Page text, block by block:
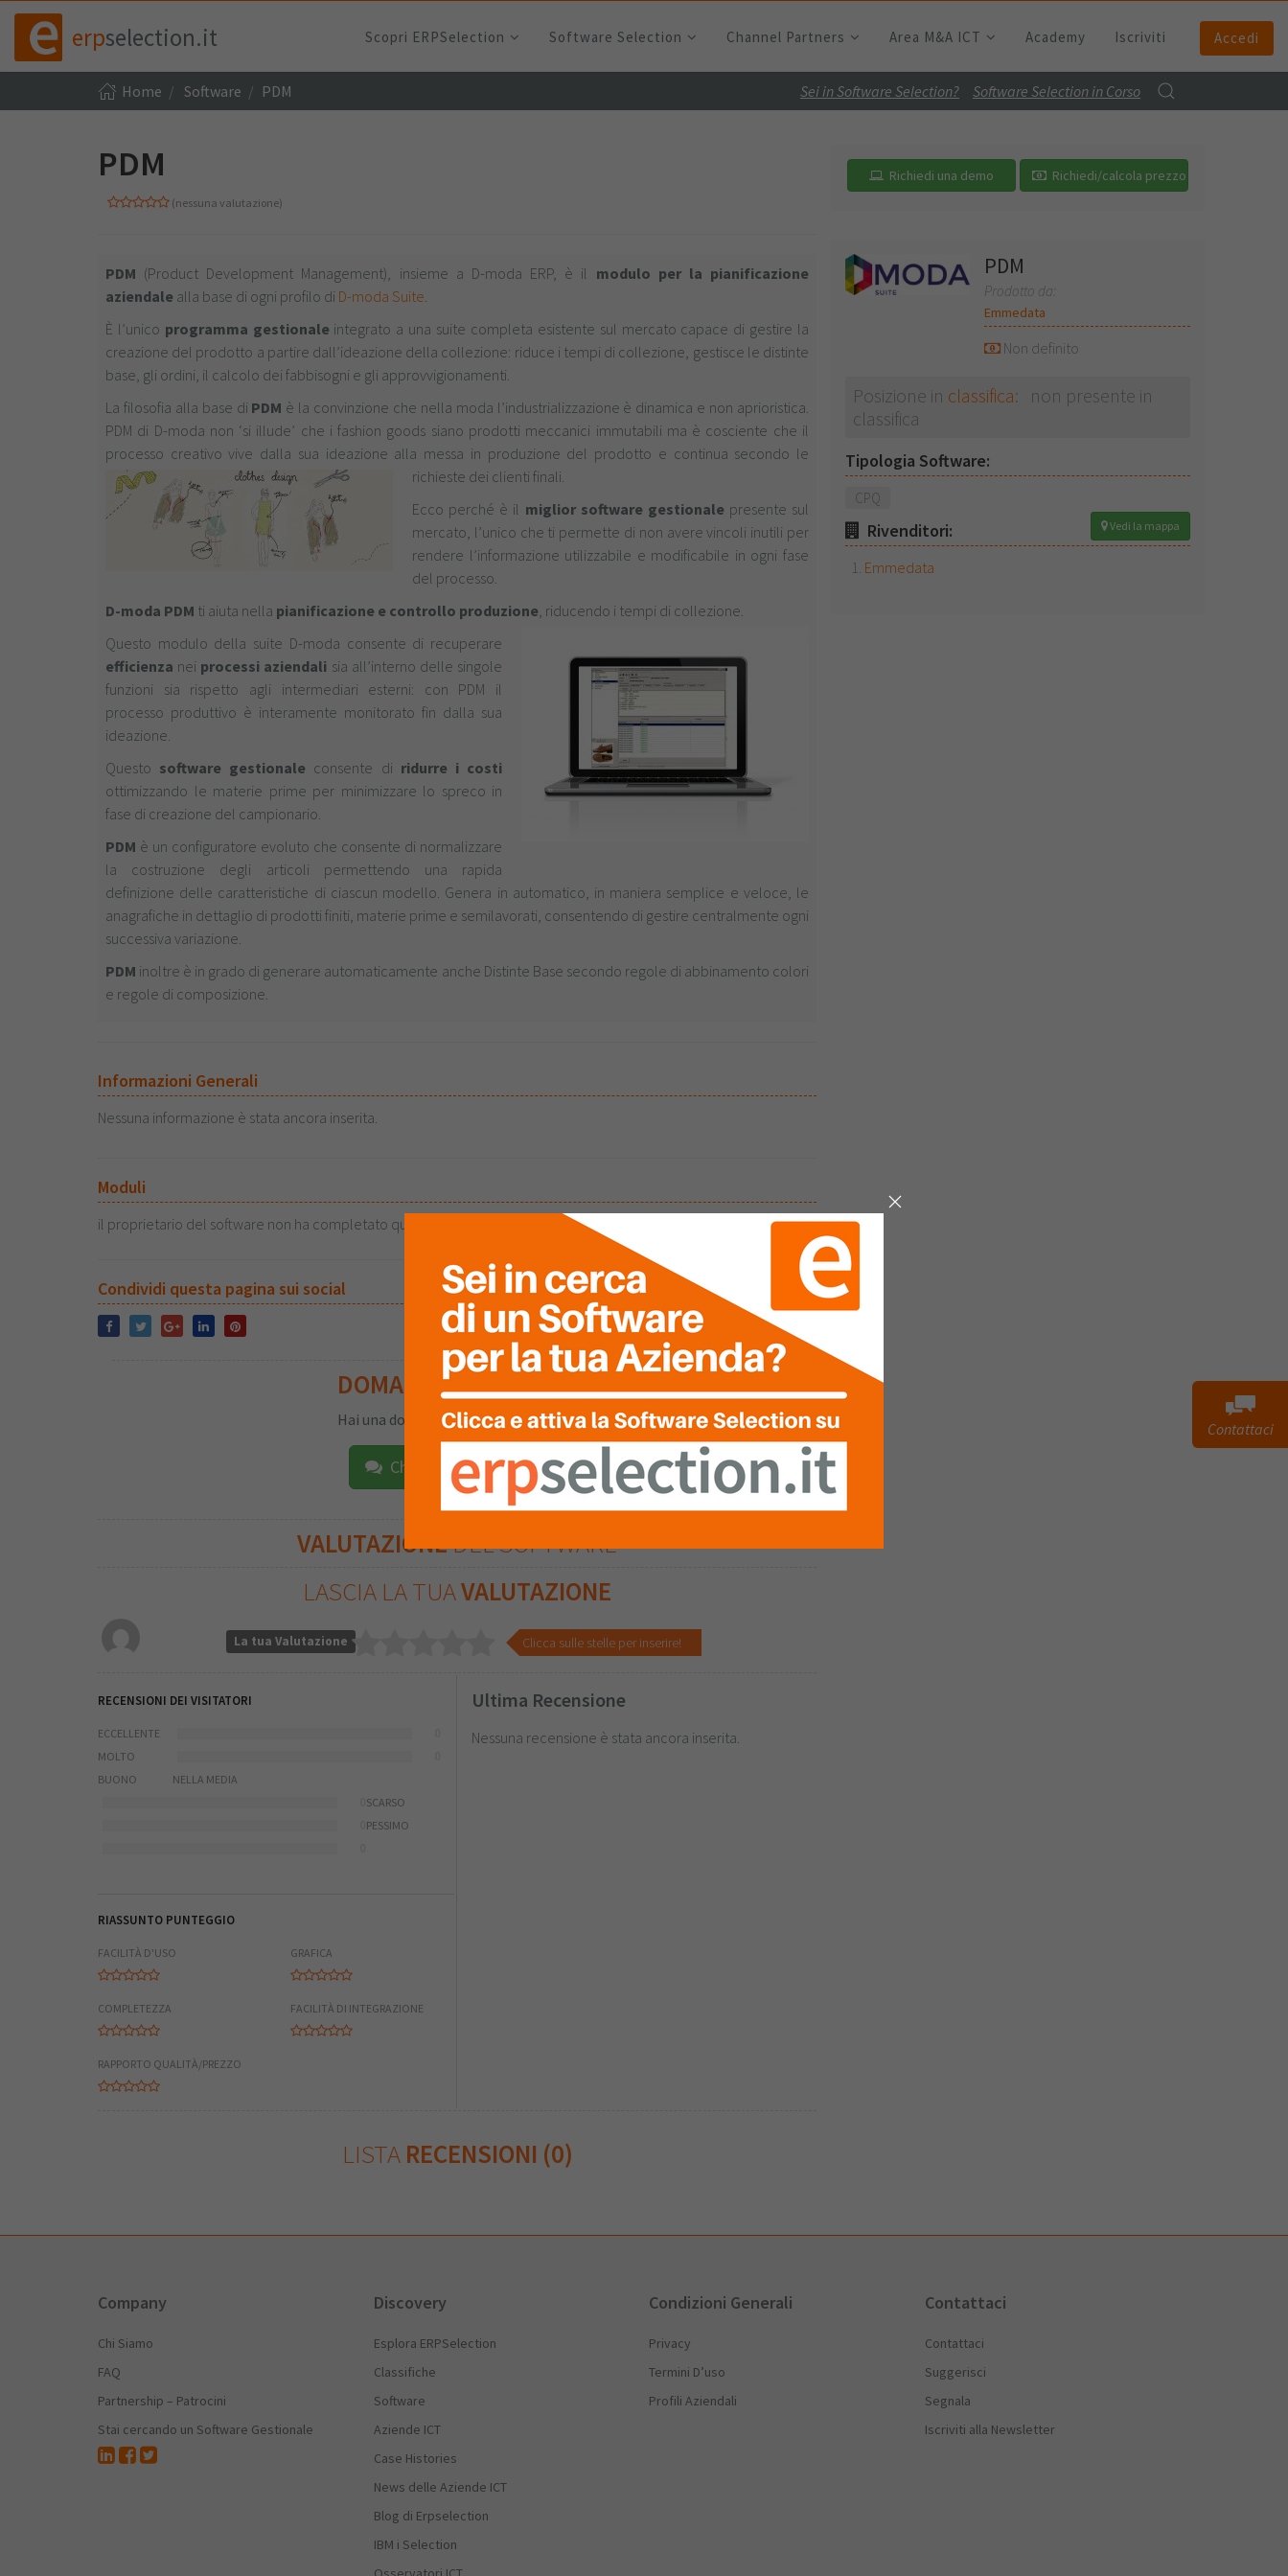
erpselection.it Scopri ERPSelection Software Selection Channel Partners Area M&A ICT Academy Iscriviti Accedi
Home Software PDM Sei in Software Selection? Software Selection in Corso
PDM
(nessuna valutazione)
PDM (Product Development Management), insieme a D-moda ERP, è il modulo per la pianificazione
aziendale alla base di ogni profilo di D-moda Suite.
È l’unico programma gestionale integrato a una suite completa esistente sul mercato capace di gestire la
creazione del prodotto a partire dall’ideazione della collezione: riduce i tempi di collezione, gestisce le distinte
base, gli ordini, il calcolo dei fabbisogni e gli approvvigionamenti.
La filosofia alla base di PDM è la convinzione che nella moda l’industrializzazione è dinamica e non aprioristica.
PDM di D-moda non ‘si illude’ che i fashion goods siano prodotti meccanici immutabili ma è cosciente che il
processo creativo vive dalla sua ideazione alla messa in produzione del prodotto e continua secondo le
richieste dei clienti finali.
Ecco perché è il miglior software gestionale presente sul
mercato, l’unico che ti permette di non avere vincoli inutili per
rendere l’informazione utilizzabile e modificabile in ogni fase
del processo.
D-moda PDM ti aiuta nella pianificazione e controllo produzione, riducendo i tempi di collezione.
Questo modulo della suite D-moda consente di recuperare
efficienza nei processi aziendali sia all’interno delle singole
funzioni sia rispetto agli intermediari esterni: con PDM il
processo produttivo è interamente monitorato fin dalla sua
ideazione.
Questo software gestionale consente di ridurre i costi
ottimizzando le materie prime per minimizzare lo spreco in
fase di creazione del campionario.
PDM è un configuratore evoluto che consente di normalizzare
la costruzione degli articoli permettendo una rapida
definizione delle caratteristiche di ciascun modello. Genera in automatico, in maniera semplice e veloce, le
anagrafiche in dettaglio di prodotti finiti, materie prime e semilavorati, consentendo di gestire centralmente ogni
successiva variazione.
PDM inoltre è in grado di generare automaticamente anche Distinte Base secondo regole di abbinamento colori
e regole di composizione.
Informazioni Generali
Nessuna informazione è stata ancora inserita.
Moduli
il proprietario del software non ha completato queste informazioni.
Condividi questa pagina sui social
DOMANDEE RISPOSTE
Hai una domanda? Inseriscila adesso.
Chiedi alla Community
VALUTAZIONEDEL SOFTWARE
LASCIA LA TUAVALUTAZIONE
La tua Valutazione Clicca sulle stelle per inserire!
RECENSIONI DEI VISITATORI
ECCELLENTE
MOLTO
BUONO
NELLA MEDIA
SCARSO
PESSIMO
RIASSUNTO PUNTEGGIO
FACILITÀ D'USO GRAFICA
COMPLETEZZA FACILITÀ DI INTEGRAZIONE
RAPPORTO QUALITÀ/PREZZO
Ultima Recensione
Nessuna recensione è stata ancora inserita.
LISTA RECENSIONI (0)
Richiedi una demo Richiedi/calcola prezzo
PDM
Prodotto da:
Emmedata
Non definito
Posizione in classifica: non presente in
classifica
Tipologia Software:
CPQ
Rivenditori: Vedi la mappa
Emmedata
Company
Chi Siamo
FAQ
Partnership – Patrocini
Stai cercando un Software Gestionale
Discovery
Esplora ERPSelection
Classifiche
Software
Aziende ICT
Case Histories
News delle Aziende ICT
Blog di Erpselection
IBM i Selection
Condizioni Generali
Privacy
Termini D’uso
Profili Aziendali
Contattaci
Contattaci
Suggerisci
Segnala
Iscriviti alla Newsletter
Contattaci